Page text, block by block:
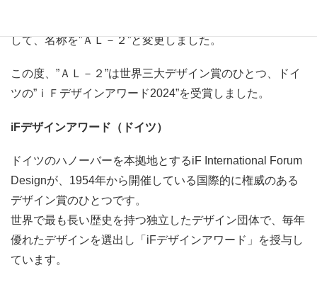
して、名称を”ＡＬ－２”と変更しました。
この度、”ＡＬ－２”は世界三大デザイン賞のひとつ、ドイ
ツの”ｉＦデザインアワード2024”を受賞しました。
iFデザインアワード（ドイツ）
ドイツのハノーバーを本拠地とするiF International Forum
Designが、1954年から開催している国際的に権威のある
デザイン賞のひとつです。
世界で最も長い歴史を持つ独立したデザイン団体で、毎年
優れたデザインを選出し「iFデザインアワード」を授与し
ています。